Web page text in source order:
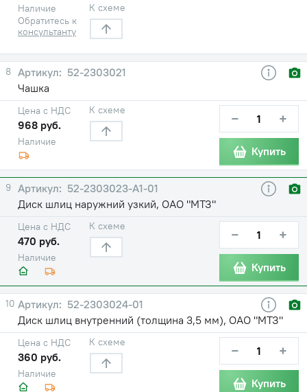
Наличие
Обратитесь к
консультанту
К схеме
8
52-2303021
Чашка
Наличие
Цена с НДС
968 руб.
К схеме − +
Купить
9
52-2303023-А1-01
Диск шлиц наружний узкий, ОАО "МТЗ"
Наличие
Цена с НДС
470 руб.
К схеме − +
Купить
10
52-2303024-01
Диск шлиц внутренний (толщина 3,5 мм), ОАО "МТЗ"
Наличие
Цена с НДС
360 руб.
К схеме − +
Купить